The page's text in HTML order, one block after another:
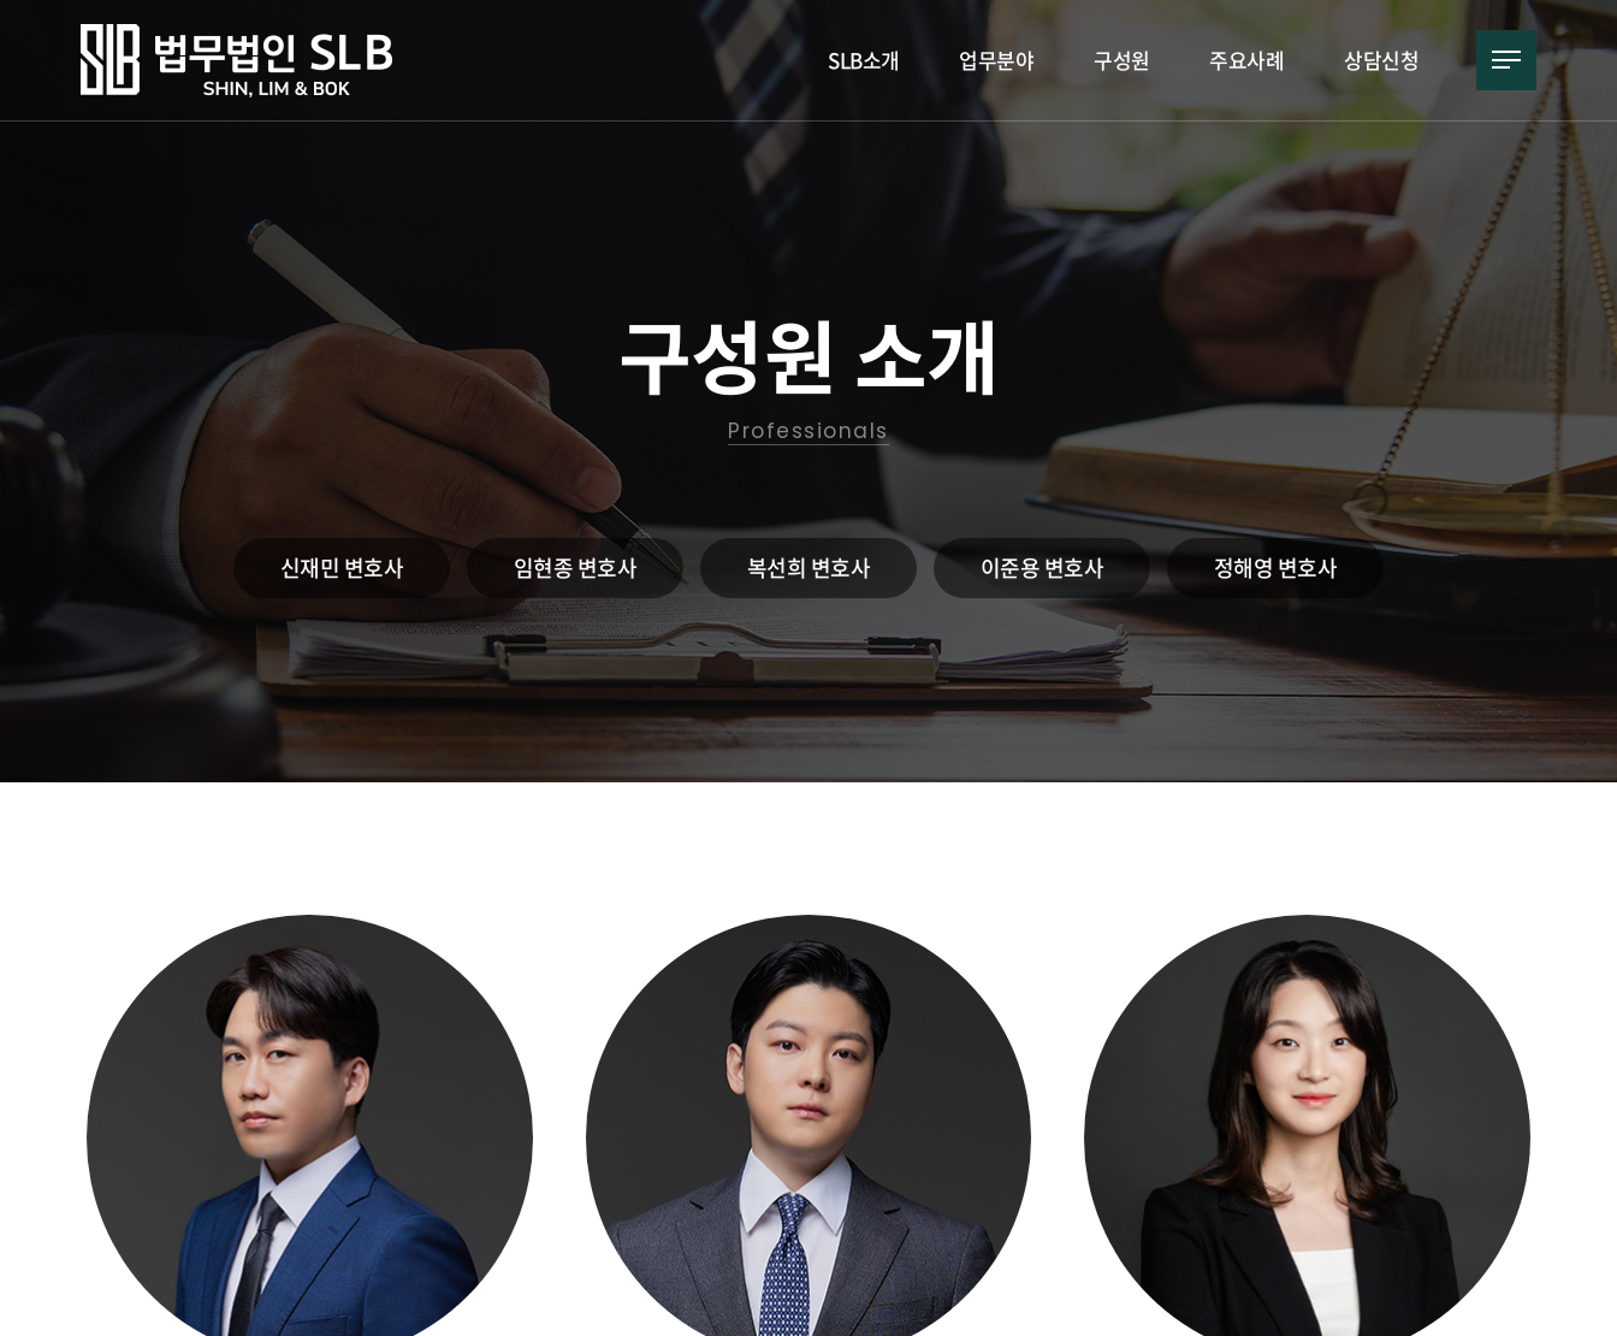
SLB소개 업무분야
형사
이혼
가사·상속
기업법무
학교폭력
고소·고발
구성원
- 신재민 변호사
- 임현종 변호사
주요사례
고객후기
상담신청
상담신청
네이버 예약
톡톡 상담
구성원 소개
Professionals
신재민 변호사 임현종 변호사 복선희 변호사 이준용 변호사 정해영 변호사